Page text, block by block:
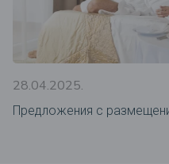
28.04.2025.
Предложения c